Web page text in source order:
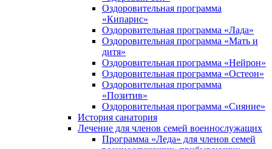
Оздоровительная программа
«Кипарис»
Оздоровительная программа «Лада»
Оздоровительная программа «Мать и
дитя»
Оздоровительная программа «Нейрон»
Оздоровительная программа «Остеон»
Оздоровительная программа
«Позитив»
Оздоровительная программа «Сияние»
История санатория
Лечение для членов семей военнослужащих
Программа «Леда» для членов семей